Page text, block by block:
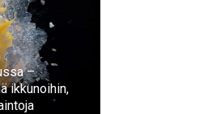
–
ikkunoihin,